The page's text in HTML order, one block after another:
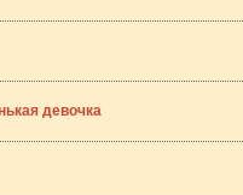
девочка